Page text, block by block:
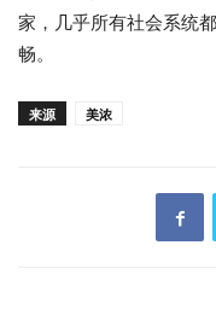
家，几乎所有社会系统
畅。
来源 美浓